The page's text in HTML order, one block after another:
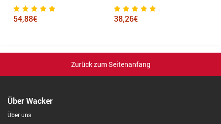
54,88€ 38,26€
Zurück zum Seitenanfang
Über Wacker
Über uns